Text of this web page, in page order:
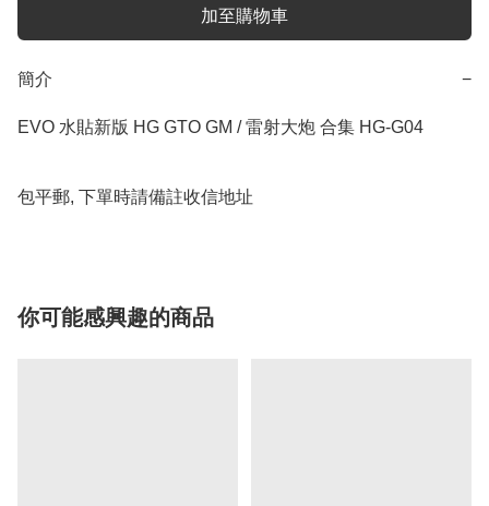
加至購物車
簡介 −
EVO 水貼新版 HG GTO GM / 雷射大炮 合集 HG-G04
包平郵, 下單時請備註收信地址
你可能感興趣的商品